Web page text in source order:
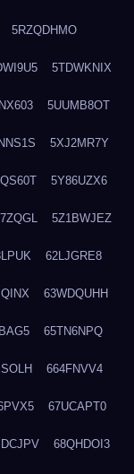
5RZQDHMO
5TDWKNIX
5UUMB8OT
5XJ2MR7Y
5Y86UZX6
5Z1BWJEZ
62LJGRE8
63WDQUHH
65TN6NPQ
664FNVV4
67UCAPT0
68QHDOI3